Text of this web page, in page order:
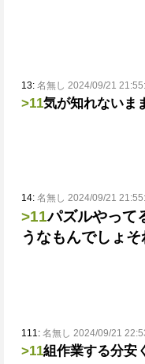
13: 名無し 2024/09/21
>11気が知れないま
14: 名無し 2024/09/21
>11パズルやって
うなもんでしょそ
111: 名無し 2024/09/21
>11組作業する分安